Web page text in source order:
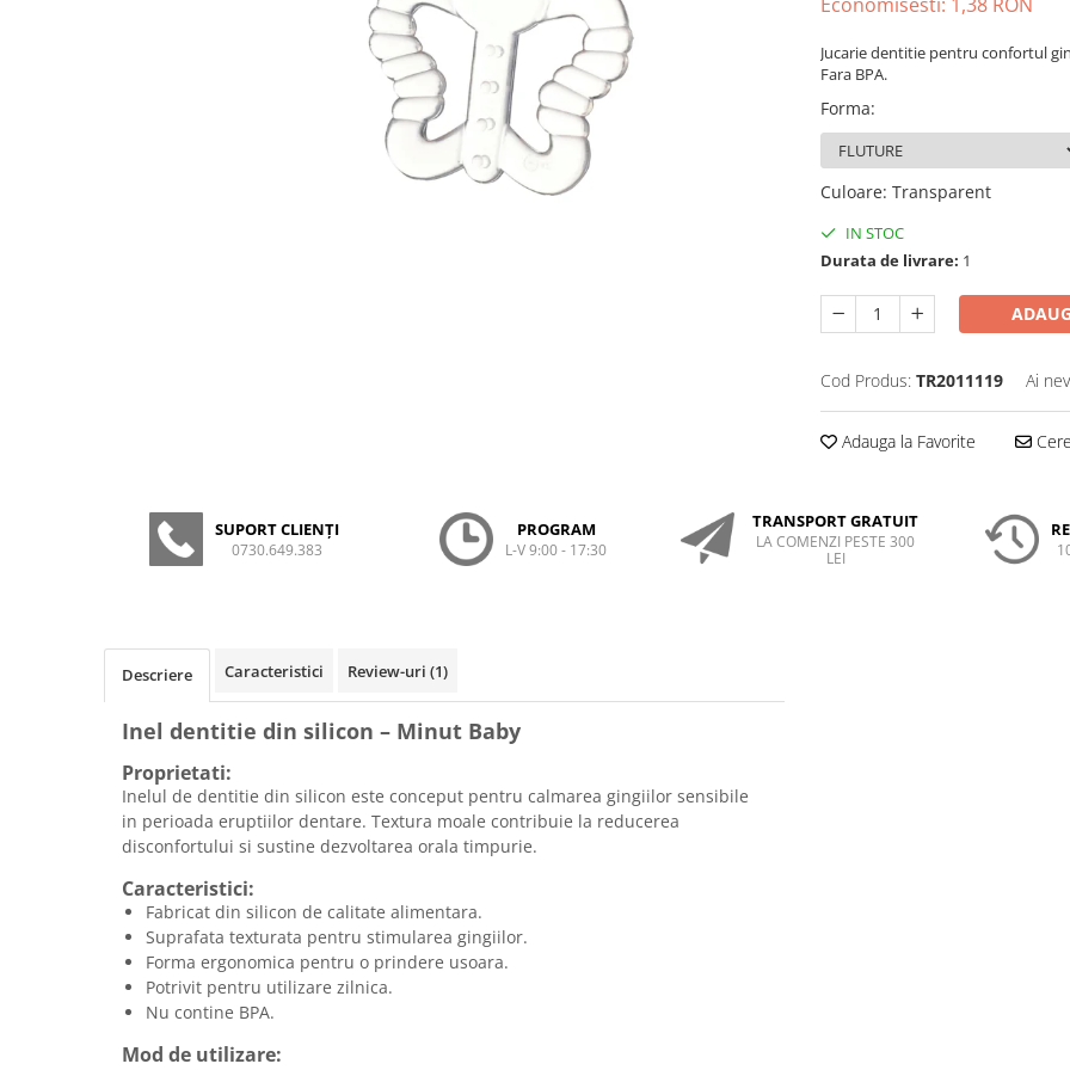
Jucarie dentitie pentru confortul
Fara BPA.
Forma:
Culoare: Transparent
IN STOC
Durata de livrare: 1
Cod Produs: TR2011119 Ai
Adauga la Favorite
SUPORT CLIENȚI
0730.649.383
PROGRAM
L-V 9:00 - 17:30
TRANSPORT GRATUIT
LA COMENZI PESTE 300
LEI
Descriere Caracteristici Review-uri (1)
Inel dentitie din silicon – Minut Baby
Proprietati:
Inelul de dentitie din silicon este conceput pentru calmarea gingiilor sensibile
in perioada eruptiilor dentare. Textura moale contribuie la reducerea
disconfortului si sustine dezvoltarea orala timpurie.
Caracteristici:
Fabricat din silicon de calitate alimentara.
Suprafata texturata pentru stimularea gingiilor.
Forma ergonomica pentru o prindere usoara.
Potrivit pentru utilizare zilnica.
Nu contine BPA.
Mod de utilizare: